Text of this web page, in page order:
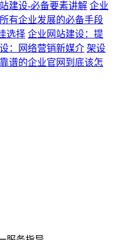
建设-必备要素讲解 企业
有企业发展的必备手段
选择 企业网站建设：提
：网络营销新媒介 架设
谱的企业官网到底该怎